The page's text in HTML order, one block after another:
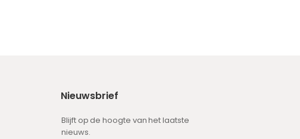
Nieuwsbrief
Blijft op de hoogte van het laatste
nieuws.